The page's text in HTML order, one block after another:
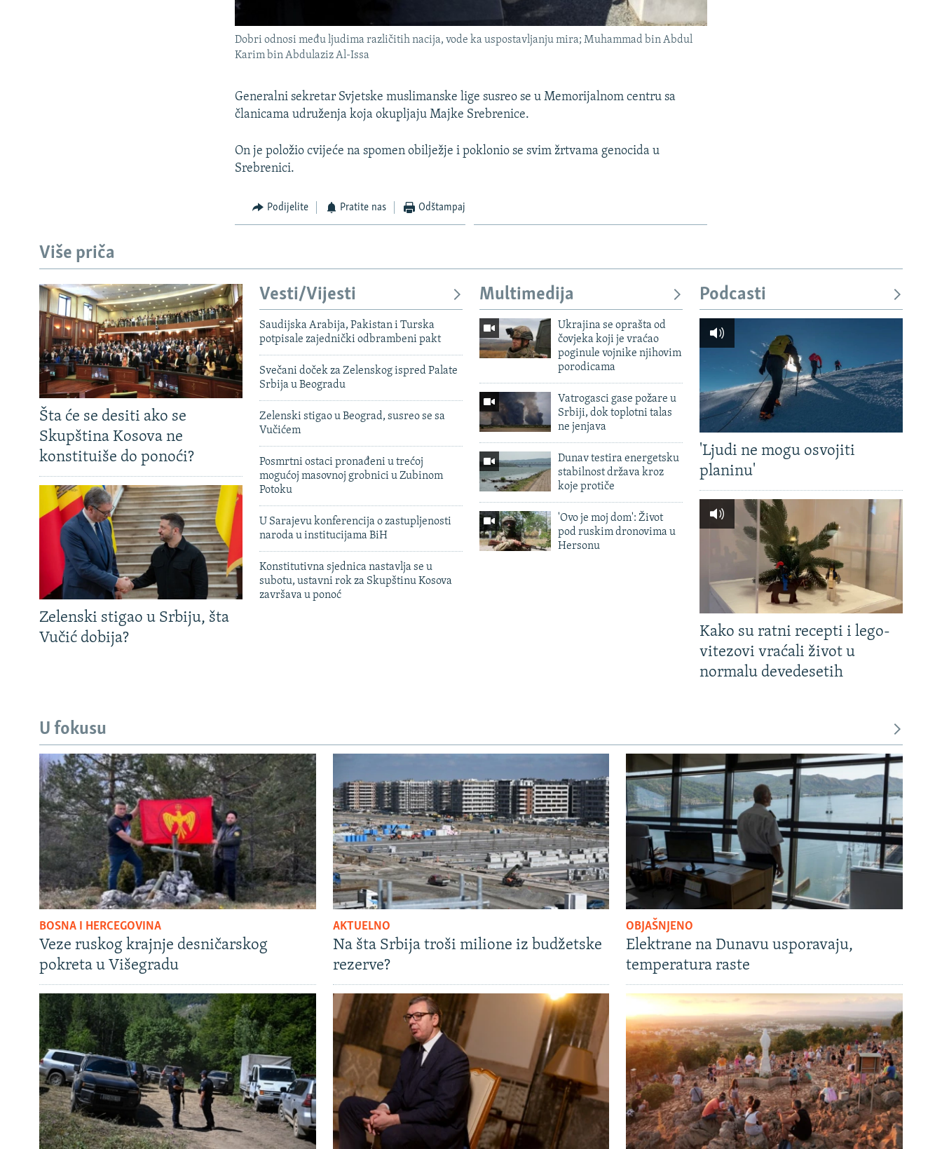
Dobri odnosi među ljudima različitih nacija, vode ka uspostavljanju mira; Muhammad bin Abdul
Karim bin Abdulaziz Al-Issa
Generalni sekretar Svjetske muslimanske lige susreo se u Memorijalnom centru sa
članicama udruženja koja okupljaju Majke Srebrenice.
On je položio cvijeće na spomen obilježje i poklonio se svim žrtvama genocida u
Srebrenici.
Podijelite Pratite nas Odštampaj
Više priča
Šta će se desiti ako se
Skupština Kosova ne
konstituiše do ponoći?
Zelenski stigao u Srbiju, šta
Vučić dobija?
Vesti/Vijesti
Saudijska Arabija, Pakistan i Turska
potpisale zajednički odbrambeni pakt
Svečani doček za Zelenskog ispred Palate
Srbija u Beogradu
Zelenski stigao u Beograd, susreo se sa
Vučićem
Posmrtni ostaci pronađeni u trećoj
mogućoj masovnoj grobnici u Zubinom
Potoku
U Sarajevu konferencija o zastupljenosti
naroda u institucijama BiH
Konstitutivna sjednica nastavlja se u
subotu, ustavni rok za Skupštinu Kosova
završava u ponoć
Multimedija
Ukrajina se oprašta od
čovjeka koji je vraćao
poginule vojnike njihovim
porodicama
Vatrogasci gase požare u
Srbiji, dok toplotni talas
ne jenjava
Dunav testira energetsku
stabilnost država kroz
koje protiče
'Ovo je moj dom': Život
pod ruskim dronovima u
Hersonu
Podcasti
'Ljudi ne mogu osvojiti
planinu'
Kako su ratni recepti i lego-
vitezovi vraćali život u
normalu devedesetih
U fokusu
BOSNA I HERCEGOVINA
Veze ruskog krajnje desničarskog
pokreta u Višegradu
AKTUELNO
Na šta Srbija troši milione iz budžetske
rezerve?
OBJAŠNJENO
Elektrane na Dunavu usporavaju,
temperatura raste